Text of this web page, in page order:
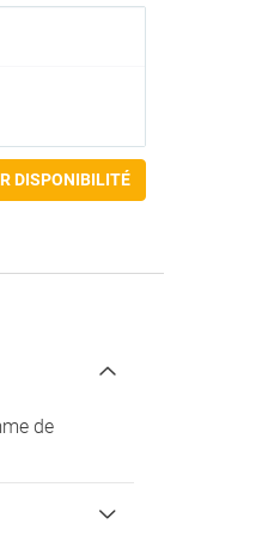
(sur demande)
DISPONIBILITÉ
de